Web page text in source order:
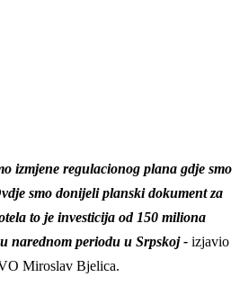
izmjene regulacionog plana gdje smo
smo donijeli planski dokument za
to je investicija od 150 miliona
narednom periodu u Srpskoj - izjavio
Miroslav Bjelica.